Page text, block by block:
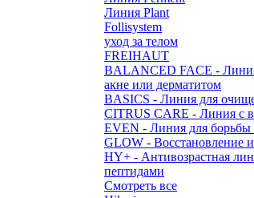
Линия Plant
Follisystem
уход за телом
FREIHAUT
BALANCED FACE -
акне или дерматитом
BASICS - Линия для
CITRUS CARE - Линия с
EVEN - Линия для борьбы
GLOW - Восстановление
HY+ - Антивозрастная
пептидами
Смотреть все